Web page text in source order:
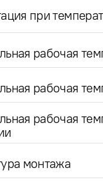
при
рабочая
рабочая
рабочая
монтажа